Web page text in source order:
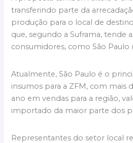
transferindo parte da
produção para o local de
que, segundo a Suframa, tende
consumidores, como São Paulo
Atualmente, São Paulo é o
insumos para a ZFM, com mais
ano em vendas para a região,
importado da maior parte dos
Representantes do setor local